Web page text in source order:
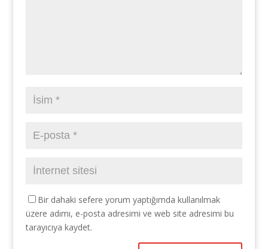
Bir dahaki sefere yorum yaptığımda kullanılmak
üzere adımı, e-posta adresimi ve web site adresimi bu
tarayıcıya kaydet.